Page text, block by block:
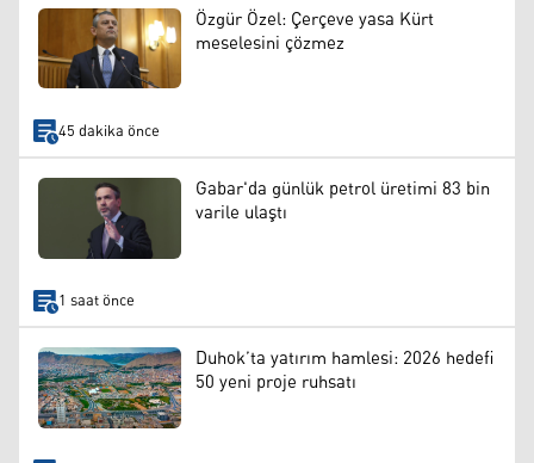
Özgür Özel: Çerçeve yasa Kürt
meselesini çözmez
45 dakika önce
Gabar'da günlük petrol üretimi 83 bin
varile ulaştı
1 saat önce
Duhok’ta yatırım hamlesi: 2026 hedefi
50 yeni proje ruhsatı